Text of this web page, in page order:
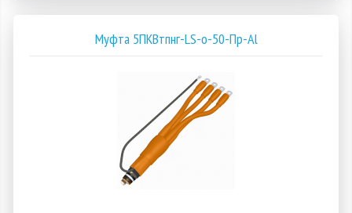
Муфта 5ПКВтпнг-LS-о-50-Пр-Al